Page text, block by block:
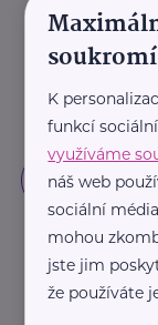
K
funkcí
využíváme
náš web
sociální
mohou
jste jim
že používáte